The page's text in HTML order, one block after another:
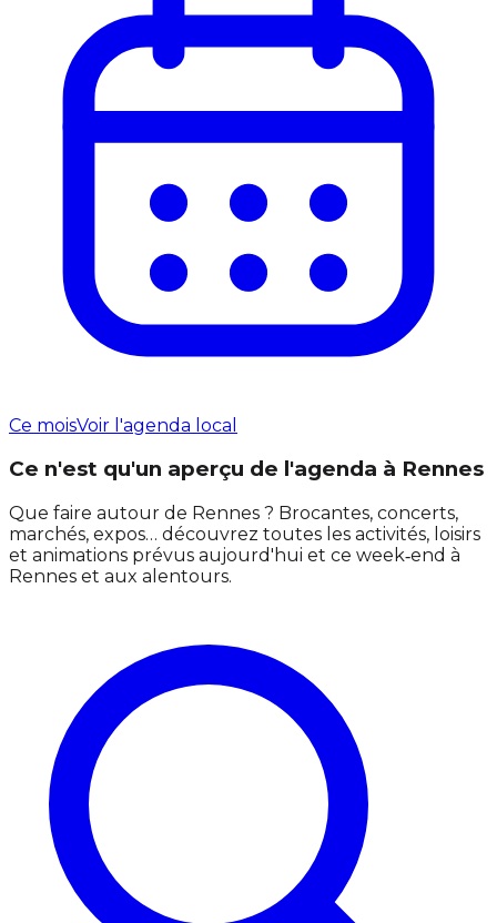
Ce moisVoir l'agenda local
Ce n'est qu'un aperçu de l'agenda à Rennes
Que faire autour de Rennes ? Brocantes, concerts,
marchés, expos… découvrez toutes les activités, loisirs
et animations prévus aujourd'hui et ce week‑end à
Rennes et aux alentours.